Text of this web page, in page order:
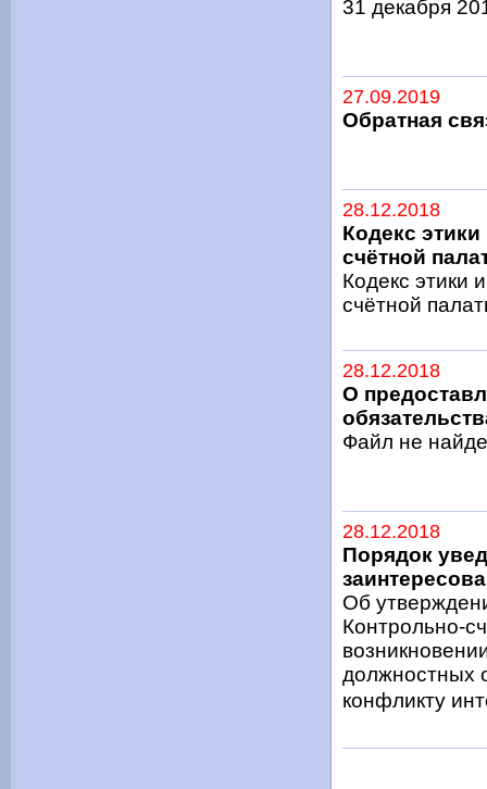
31 декабря
27.09.2019
Обратная
28.12.2018
Кодекс
счётной
Кодекс этики
счётной
28.12.2018
О
Файл не
28.12.2018
Порядок
Об
Контрольно-
должностных
конфликту